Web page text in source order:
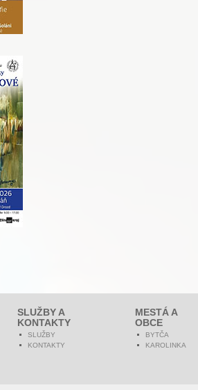
SLUŽBY A
KONTAKTY
SLUŽBY
KONTAKTY
MESTÁ A
OBCE
BYTČA
KAROLINKA